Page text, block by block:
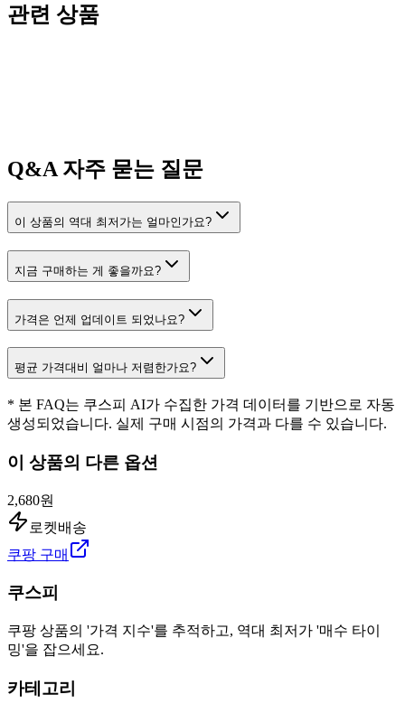
관련 상품
Q&A자주 묻는 질문
이 상품의 역대 최저가는 얼마인가요?
지금 구매하는 게 좋을까요?
가격은 언제 업데이트 되었나요?
평균 가격대비 얼마나 저렴한가요?
* 본 FAQ는 쿠스피 AI가 수집한 가격 데이터를 기반으로 자동
생성되었습니다. 실제 구매 시점의 가격과 다를 수 있습니다.
이 상품의 다른 옵션
2,680원
로켓배송
쿠팡 구매
쿠스피
쿠팡 상품의 '가격 지수'를 추적하고, 역대 최저가 '매수 타이
밍'을 잡으세요.
카테고리